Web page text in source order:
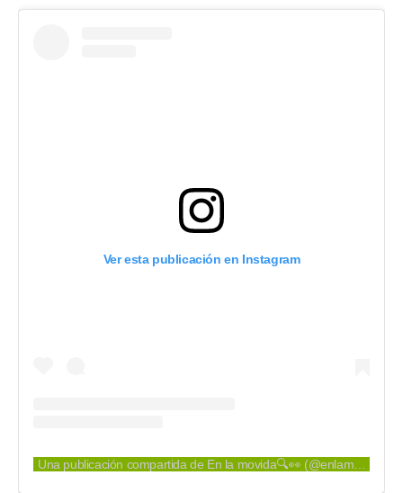
Ver esta publicación en Instagram